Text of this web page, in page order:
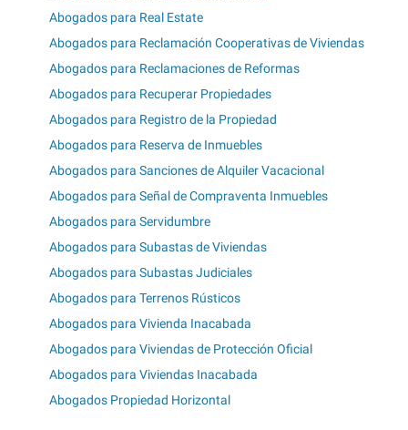
Abogados para Real Estate
Abogados para Reclamación Cooperativas de Viviendas
Abogados para Reclamaciones de Reformas
Abogados para Recuperar Propiedades
Abogados para Registro de la Propiedad
Abogados para Reserva de Inmuebles
Abogados para Sanciones de Alquiler Vacacional
Abogados para Señal de Compraventa Inmuebles
Abogados para Servidumbre
Abogados para Subastas de Viviendas
Abogados para Subastas Judiciales
Abogados para Terrenos Rústicos
Abogados para Vivienda Inacabada
Abogados para Viviendas de Protección Oficial
Abogados para Viviendas Inacabada
Abogados Propiedad Horizontal